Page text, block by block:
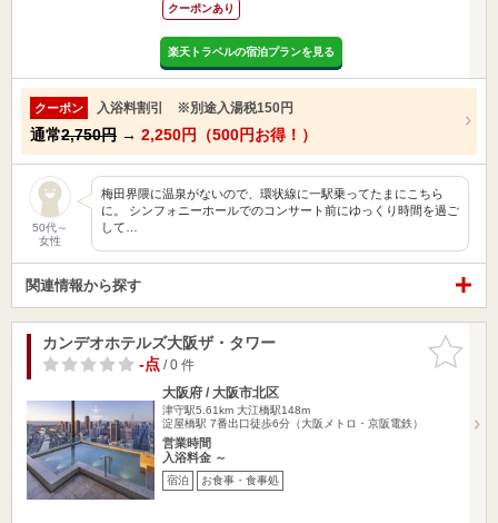
クーポンあり
楽天トラベルの宿泊プランを見る
クーポン 入浴料割引 ※別途入湯税150円
通常2,750円 → 2,250円（500円お得！）
50代～
女性
梅田界隈に温泉がないので、環状線に一駅乗ってたまにこちら
に。 シンフォニーホールでのコンサート前にゆっくり時間を過ご
して…
関連情報から探す
お気に入
りに追加
カンデオホテルズ大阪ザ・タワー
-点/ 0 件
大阪府 / 大阪市北区
津守駅5.61km 大江橋駅148m
淀屋橋駅 7番出口徒歩6分（大阪メトロ・京阪電鉄）
営業時間
入浴料金 ～
宿泊 お食事・食事処